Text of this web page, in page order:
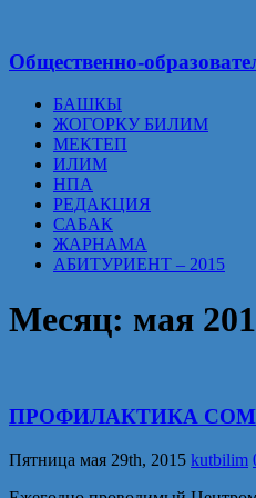
Общественно-
БАШКЫ
ЖОГОРКУ БИЛИМ
МЕКТЕП
ИЛИМ
НПА
РЕДАКЦИЯ
САБАК
ЖАРНАМА
АБИТУРИЕНТ – 2015
Месяц: мая
ПРОФИЛАКТИКА
Пятница мая 29th, 2015 kutbilim